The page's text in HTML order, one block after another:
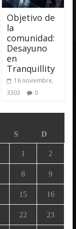
Objetivo de
la
comunidad:
Desayuno
en
Tranquillity
16 noviembre,
3303
0
S D
1 2
8 9
15 16
22 23